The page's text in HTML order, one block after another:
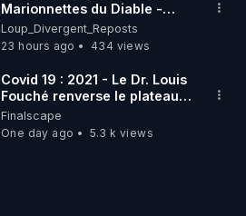
DES PARTENAIRES
Marionnettes du Diable -
Loup Divergent 2026.08.07
Loup_Divergent_Reposts
23 hours ago
434 views
Covid 19 : 2021 - Le Dr. Louis
Fouché renverse le plateau
de CNews !
Finalscape
One day ago
5.3 k views